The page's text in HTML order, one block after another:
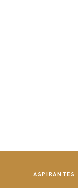
ASPIRANTES